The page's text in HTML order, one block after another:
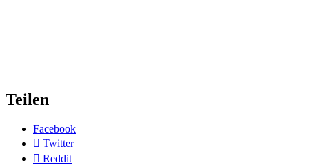
Teilen
Facebook
Twitter
Reddit